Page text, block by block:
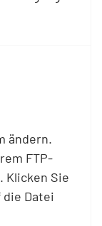
ändern.
FTP-
Klicken Sie
Datei